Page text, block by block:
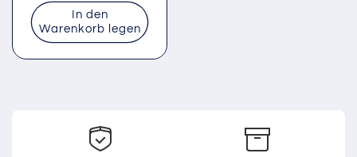
In den
Warenkorb legen